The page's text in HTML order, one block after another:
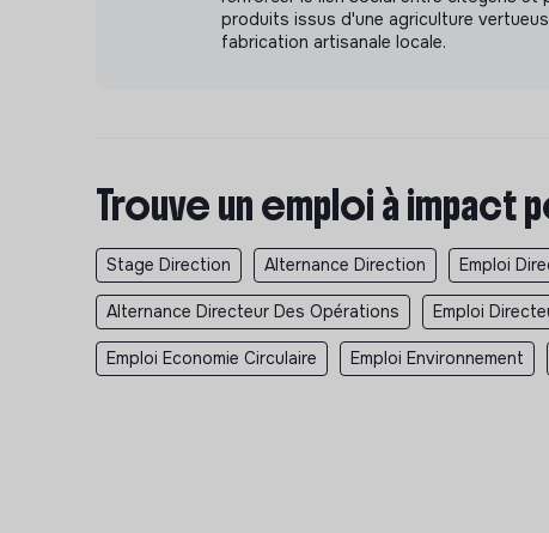
produits issus d'une agriculture
fabrication artisanale locale.
Trouve un emploi à impact
Stage Direction Alternance Direction Emploi
Alternance Directeur Des Opérations Emploi
Emploi Economie Circulaire Emploi Environnement